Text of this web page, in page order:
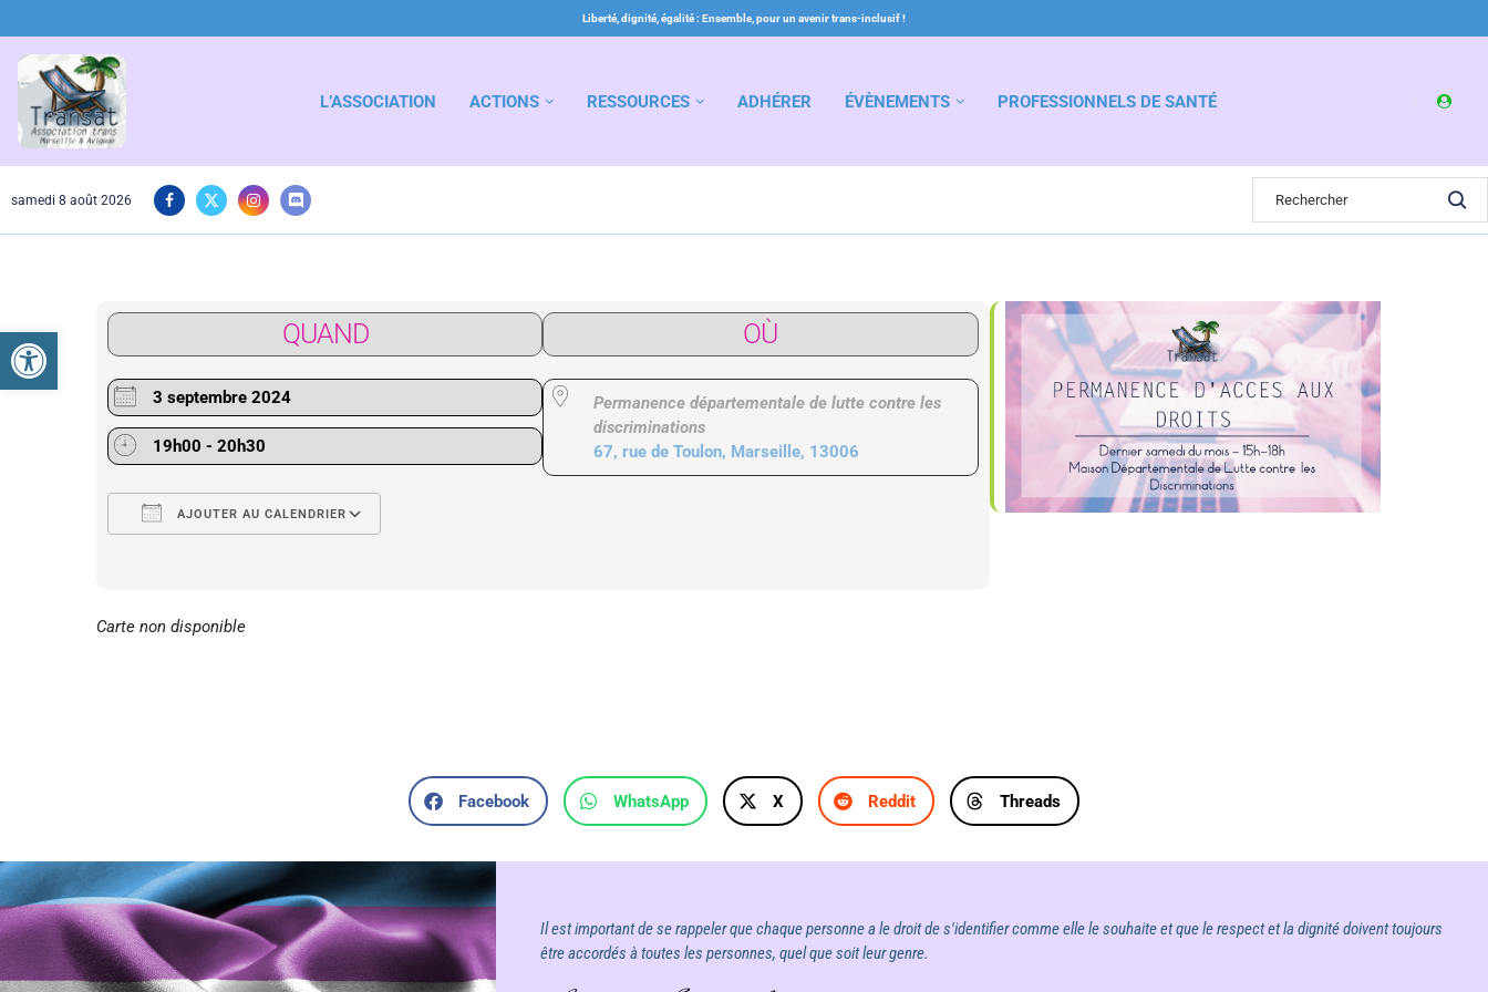
Ouvrir la barre d’outils
Liberté, dignité, égalité : Ensemble, pour un avenir trans-inclusif !
L’ASSOCIATION ACTIONS RESSOURCES ADHÉRER ÉVÈNEMENTS PROFESSIONNELS DE SANTÉ
samedi 8 août 2026
QUAND
3 septembre 2024
19h00 - 20h30
AJOUTER AU CALENDRIER
OÙ
Permanence départementale de lutte contre les
discriminations
67, rue de Toulon, Marseille, 13006
Carte non disponible
Facebook WhatsApp X Reddit Threads
Il est important de se rappeler que chaque personne a le droit de s'identifier comme elle le souhaite et que le respect et la dignité doivent toujours
être accordés à toutes les personnes, quel que soit leur genre.